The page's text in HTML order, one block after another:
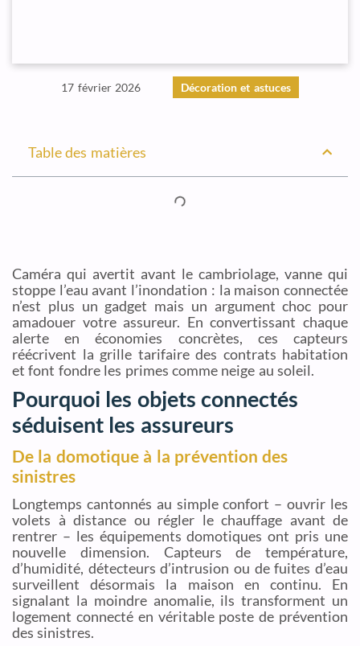
17 février 2026 Décoration et astuces
Table des matières
Caméra qui avertit avant le cambriolage, vanne qui
stoppe l’eau avant l’inondation : la maison connectée
n’est plus un gadget mais un argument choc pour
amadouer votre assureur. En convertissant chaque
alerte en économies concrètes, ces capteurs
réécrivent la grille tarifaire des contrats habitation
et font fondre les primes comme neige au soleil.
Pourquoi les objets connectés
séduisent les assureurs
De la domotique à la prévention des
sinistres
Longtemps cantonnés au simple confort – ouvrir les
volets à distance ou régler le chauffage avant de
rentrer – les équipements domotiques ont pris une
nouvelle dimension. Capteurs de température,
d’humidité, détecteurs d’intrusion ou de fuites d’eau
surveillent désormais la maison en continu. En
signalant la moindre anomalie, ils transforment un
logement connecté en véritable poste de prévention
des sinistres.